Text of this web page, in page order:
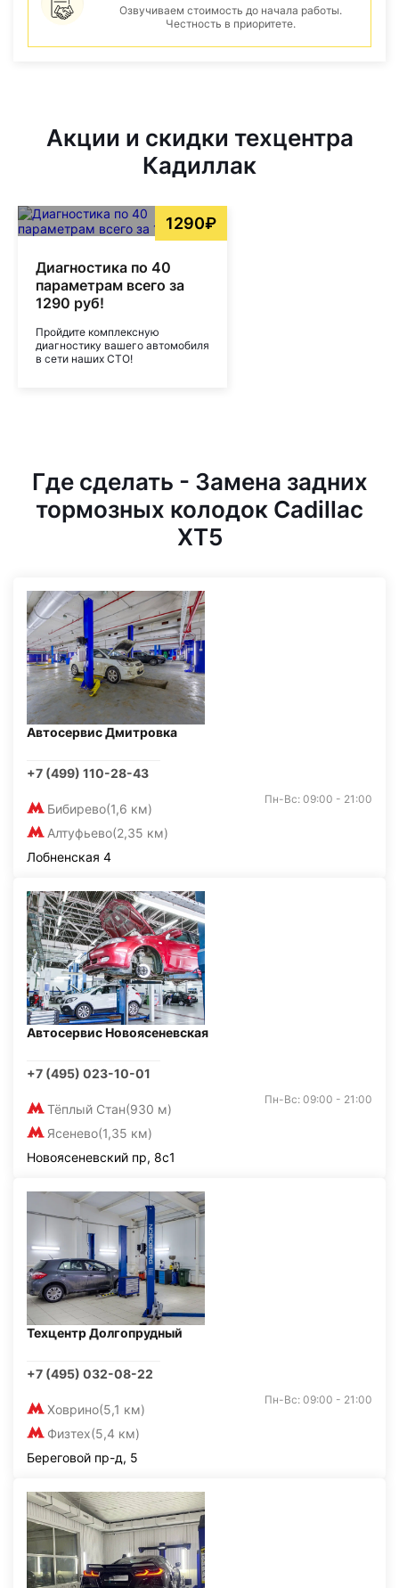
Озвучиваем стоимость до начала работы.
Честность в приоритете.
Акции и скидки техцентра
Кадиллак
1290₽
Диагностика по 40
параметрам всего за
1290 руб!
Пройдите комплексную
диагностику вашего автомобиля
в сети наших СТО!
Где сделать - Замена задних
тормозных колодок Cadillac
XT5
Автосервис Дмитровка
+7 (499) 110-28-43
Бибирево(1,6 км)
Алтуфьево(2,35 км)
Пн-Вс: 09:00 - 21:00
Лобненская 4
Автосервис Новоясеневская
+7 (495) 023-10-01
Тёплый Стан(930 м)
Ясенево(1,35 км)
Пн-Вс: 09:00 - 21:00
Новоясеневский пр, 8с1
Техцентр Долгопрудный
+7 (495) 032-08-22
Ховрино(5,1 км)
Физтех(5,4 км)
Пн-Вс: 09:00 - 21:00
Береговой пр-д, 5